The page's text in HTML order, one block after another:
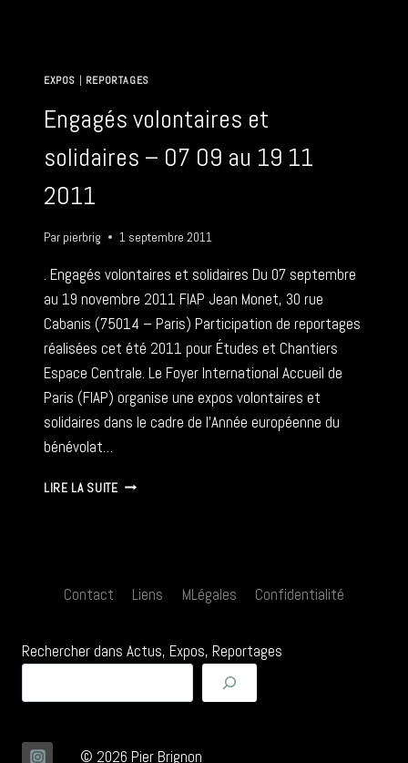
EXPOS | REPORTAGES
Engagés volontaires et
solidaires – 07 09 au 19 11
2011
Par pierbrig 1 septembre 2011
. Engagés volontaires et solidaires Du 07 septembre
au 19 novembre 2011 FIAP Jean Monet, 30 rue
Cabanis (75014 – Paris) Participation de reportages
réalisées cet été 2011 pour Études et Chantiers
Espace Centrale. Le Foyer International Accueil de
Paris (FIAP) organise une expos volontaires et
solidaires dans le cadre de l’Année européenne du
bénévolat…
LIRE LA SUITEENGAGÉS
11
Contact Liens MLégales Confidentialité
Rechercher dans Actus, Expos, Reportages
© 2026 Pier Brignon